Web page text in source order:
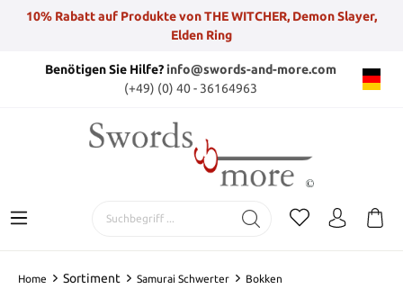
10% Rabatt auf Produkte von THE WITCHER, Demon Slayer,
Elden Ring
Benötigen Sie Hilfe?info@swords-and-more.com
(+49) (0) 40 - 36164963
Home Sortiment Samurai Schwerter Bokken